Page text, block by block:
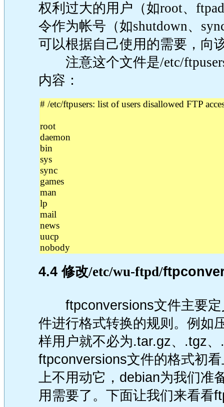
权利过大的用户（如root、
令作为帐号（如shutdown、
可以根据自己使用的需要，向
注意这个文件是/etc/
内容：
# /etc/ftpusers: list of users disallowed FTP
root
daemon
bin
sys
sync
games
man
lp
mail
news
uucp
nobody
4.4修改/etc/wu-ftpd/
ftpconversions文件主要
件进行格式转换的规则。例如
样用户就不必为.tar.gz、.tgz
ftpconversions文件的格式初
上不用动它，debian为我们准
用需要了。下面让我们来看看